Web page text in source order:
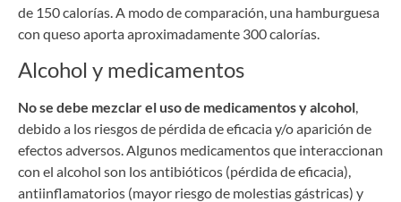
de 150 calorías. A modo de comparación, una hamburguesa
con queso aporta aproximadamente 300 calorías.
Alcohol y medicamentos
No se debe mezclar el uso de medicamentos y alcohol,
debido a los riesgos de pérdida de eficacia y/o aparición de
efectos adversos. Algunos medicamentos que interaccionan
con el alcohol son los antibióticos (pérdida de eficacia),
antiinflamatorios (mayor riesgo de molestias gástricas) y